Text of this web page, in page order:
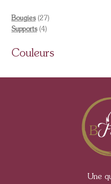
Bougies 27
Supports 4
Couleurs
Une